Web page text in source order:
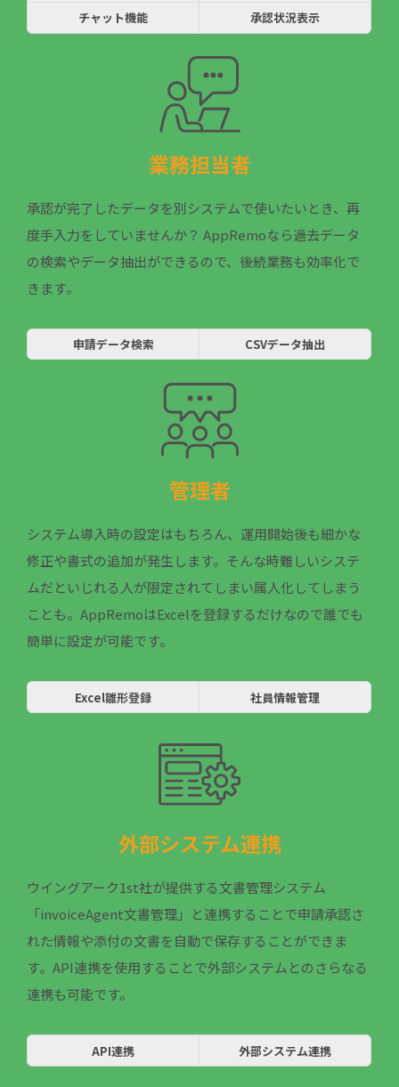
チャット機能 承認状況表示
業務担当者
承認が完了したデータを別システムで使いたいとき、再
度手入力をしていませんか？ AppRemoなら過去データ
の検索やデータ抽出ができるので、後続業務も効率化で
きます。
申請データ検索 CSVデータ抽出
管理者
システム導入時の設定はもちろん、運用開始後も細かな
修正や書式の追加が発生します。そんな時難しいシステ
ムだといじれる人が限定されてしまい属人化してしまう
ことも。AppRemoはExcelを登録するだけなので誰でも
簡単に設定が可能です。
Excel雛形登録 社員情報管理
外部システム連携
ウイングアーク1st社が提供する文書管理システム
「invoiceAgent文書管理」と連携することで申請承認さ
れた情報や添付の文書を自動で保存することができま
す。API連携を使用することで外部システムとのさらなる
連携も可能です。
API連携 外部システム連携